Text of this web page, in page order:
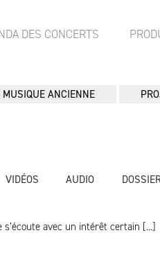
DES CONCERTS
MUSIQUE ANCIENNE
VIDÉOS AUDIO
avec un intérêt certain [...]